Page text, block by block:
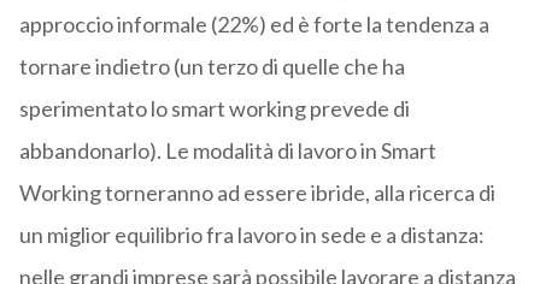
approccio informale (22%) ed è forte la tendenza a
tornare indietro (un terzo di quelle che ha
sperimentato lo smart working prevede di
abbandonarlo). Le modalità di lavoro in Smart
Working torneranno ad essere ibride, alla ricerca di
un miglior equilibrio fra lavoro in sede e a distanza:
nelle grandi imprese sarà possibile lavorare a distanza